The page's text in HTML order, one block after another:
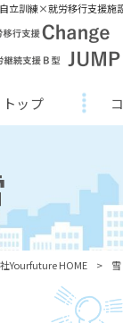
立訓練×就労移行支援施
トップ
Yourfuture HOME > 雪